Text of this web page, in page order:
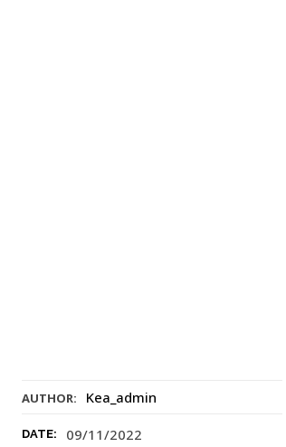
AUTHOR: Kea_admin
DATE: 09/11/2022